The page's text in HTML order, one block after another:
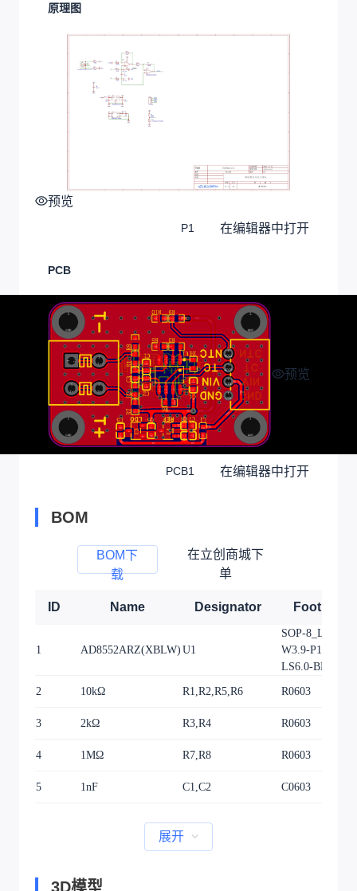
原理图
预览
P1 在编辑器中打开
PCB
预览
PCB1 在编辑器中打开
BOM
BOM下
载
在立创商城下
单
ID Name Designator Footprint
1 AD8552ARZ(XBLW) U1
SOP-8_L4.9-
W3.9-P1.27-
LS6.0-BL-1
2 10kΩ R1,R2,R5,R6 R0603
3 2kΩ R3,R4 R0603
4 1MΩ R7,R8 R0603
5 1nF C1,C2 C0603
展开
3D模型